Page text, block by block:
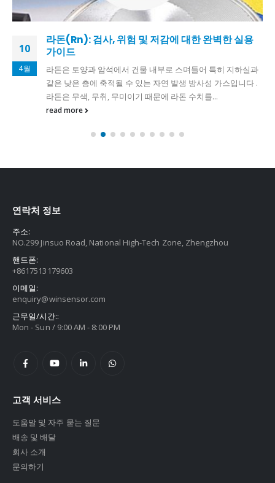
10
4월
라돈(Rn): 검사, 위험 및 저감에 대한 완벽한 실용
가이드
라돈은 토양과 암석에서 건물 내부로 스며들어 특히 지하실과
같은 낮은 층에 축적될 수 있는 자연 발생 방사성 가스입니다 .
라돈은 무색, 무취, 무미이기 때문에 라돈 수치를...
read more
연락처 정보
주소:
NO.299 Jinsuo Road, National High-Tech Zone, Zhengzhou
핸드폰:
+8617513179603
이메일:
enquiry@winsensor.com
근무일/시간::
Mon - Sun / 9:00 AM - 8:00 PM
고객 서비스
도움말 및 자주 묻는 질문
배송 및 배달
회사 소개
문의하기